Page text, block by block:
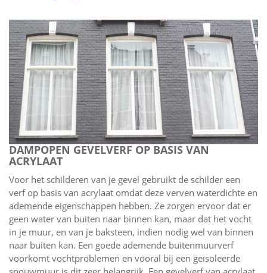
DAMPOPEN GEVELVERF OP BASIS VAN
ACRYLAAT
Voor het schilderen van je gevel gebruikt de schilder een
verf op basis van acrylaat omdat deze verven waterdichte en
ademende eigenschappen hebben. Ze zorgen ervoor dat er
geen water van buiten naar binnen kan, maar dat het vocht
in je muur, en van je baksteen, indien nodig wel van binnen
naar buiten kan. Een goede ademende buitenmuurverf
voorkomt vochtproblemen en vooral bij een geïsoleerde